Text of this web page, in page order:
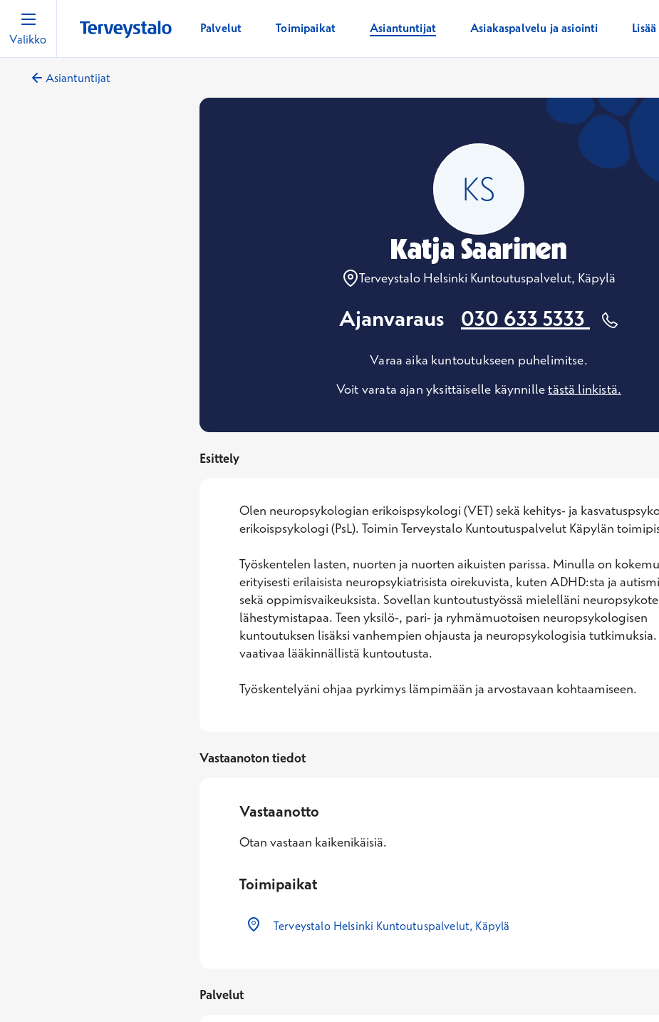
Valikko
Palvelut Toimipaikat Asiantuntijat Asiakaspalvelu ja asiointi Lisää
Asiantuntijat
Katja Saarinen
Terveystalo Helsinki Kuntoutuspalvelut, Käpylä
Ajanvaraus 030 633 5333
Varaa aika kuntoutukseen puhelimitse.
Voit varata ajan yksittäiselle käynnilletästä linkistä.
Esittely
Olen neuropsykologian erikoispsykologi (VET) sekä kehitys- ja
erikoispsykologi (PsL). Toimin Terveystalo Kuntoutuspalvelut Käpylän
Työskentelen lasten, nuorten ja nuorten aikuisten parissa. Minulla on
erityisesti erilaisista neuropsykiatrisista oirekuvista, kuten ADHD:sta ja
sekä oppimisvaikeuksista. Sovellan kuntoutustyössä mielelläni
lähestymistapaa. Teen yksilö-, pari- ja ryhmämuotoisen neuropsykologisen
kuntoutuksen lisäksi vanhempien ohjausta ja neuropsykologisia tutkimuksia.
vaativaa lääkinnällistä kuntoutusta.
Työskentelyäni ohjaa pyrkimys lämpimään ja arvostavaan kohtaamiseen.
Vastaanoton tiedot
Vastaanotto
Otan vastaan kaikenikäisiä.
Toimipaikat
Terveystalo Helsinki Kuntoutuspalvelut, Käpylä
Palvelut